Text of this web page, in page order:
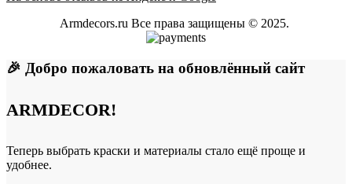
Armdecors.ru Все права защищены © 2025. ​
🎉 Добро пожаловать на обновлённый сайт
ARMDECOR!
Теперь выбрать краски и материалы стало ещё проще и
удобнее.